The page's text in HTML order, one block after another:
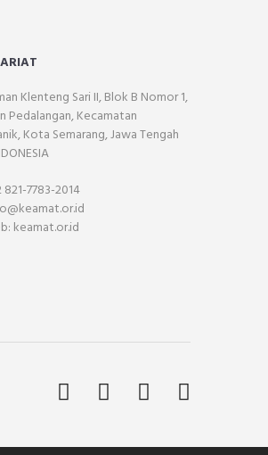
Klenteng Sari II, Blok B Nomor 1,
Pedalangan, Kecamatan
Kota Semarang, Jawa Tengah
7783-2014
keamat.or.id